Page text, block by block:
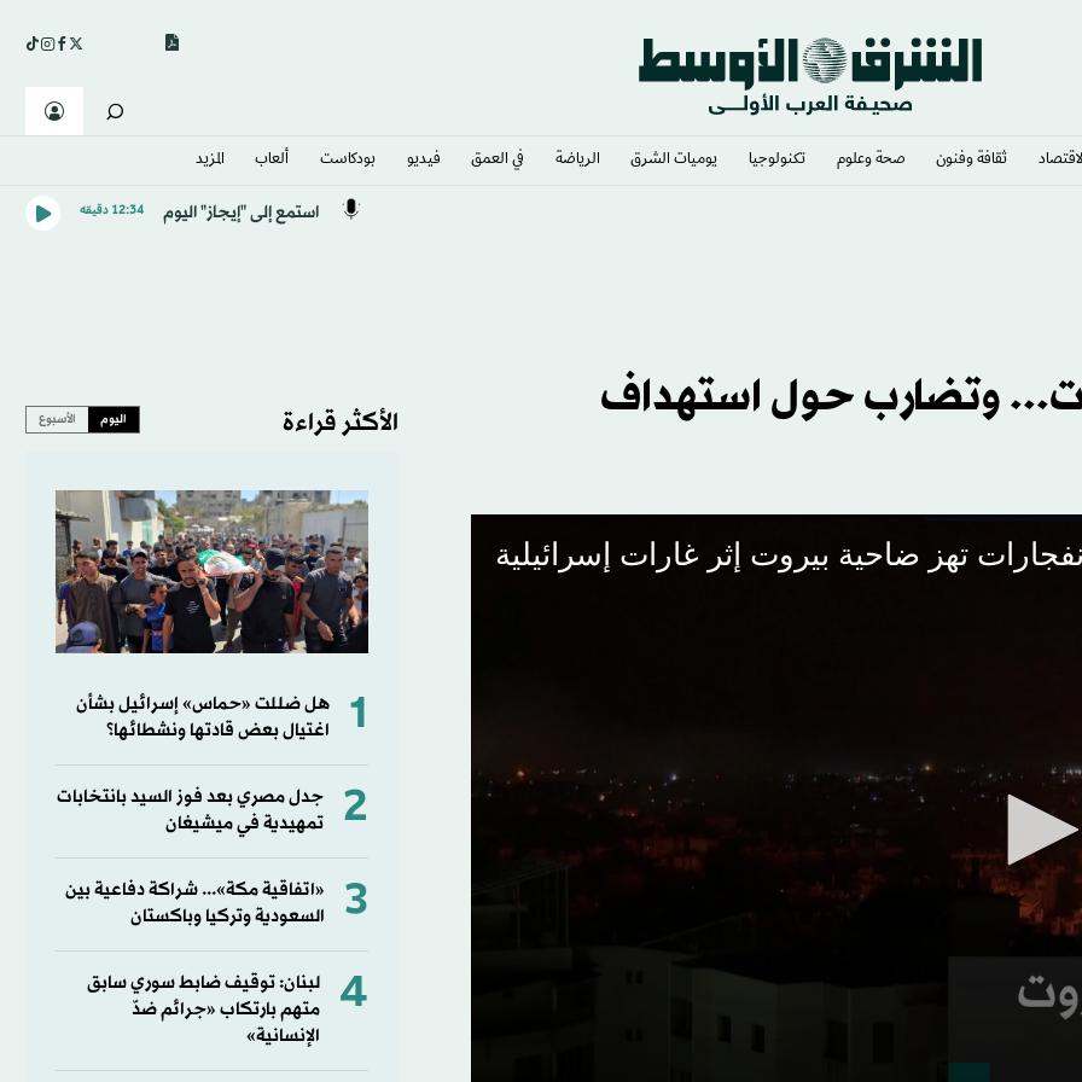
ثقافة وفنون صحة وعلوم تكنولوجيا يوميات الشرق​ الرياضة في العمق فيديو بودكاست ألعاب المزيد
استمع إلى "إيجاز" اليوم 12:34 دقيقه
وتضارب حول استهداف
تهز ضاحية بيروت إثر غارات إسرائيلية
الأكثر قراءة اليوم الأسبوع
1
هل ضللت «حماس» إسرائيل بشأن
اغتيال بعض قادتها ونشطائها؟
2
جدل مصري بعد فوز السيد بانتخابات
تمهيدية في ميشيغان
3
«اتفاقية مكة»... شراكة دفاعية بين
السعودية وتركيا وباكستان
4
لبنان: توقيف ضابط سوري سابق
متهم بارتكاب «جرائم ضدّ
الإنسانية»